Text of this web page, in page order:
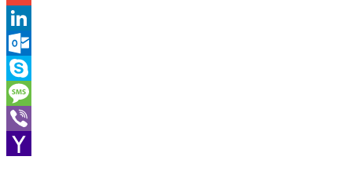
Gmail
LinkedIn
Outlook.com
Skype
Message
Viber